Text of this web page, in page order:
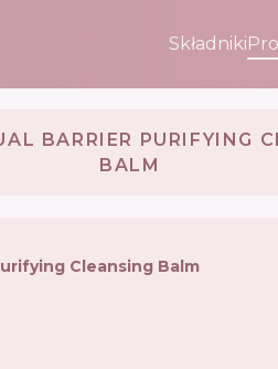
Składniki
BARRIER PURIFYING
BALM
Cleansing Balm